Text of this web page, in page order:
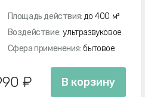
Площадь действия: до 400 м²
Воздействие: ультразвуковое
Сфера применения: бытовое
₽ В корзину